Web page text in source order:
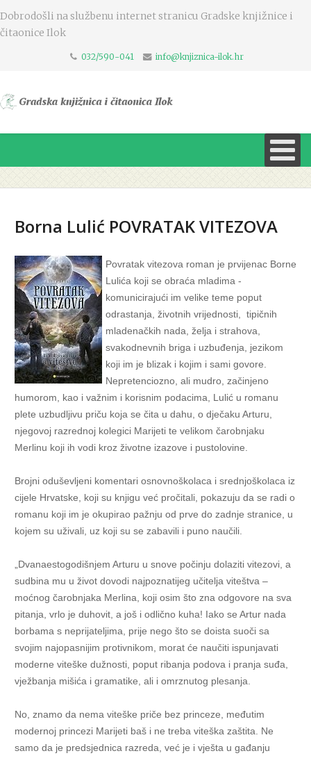
Dobrodošli na službenu internet stranicu Gradske knjižnice i
čitaonice Ilok
032/590-041 info@knjiznica-ilok.hr
Borna Lulić POVRATAK VITEZOVA
Povratak vitezova roman je prvijenac Borne
Lulića koji se obraća mladima -
komunicirajući im velike teme poput
odrastanja, životnih vrijednosti, tipičnih
mladenačkih nada, želja i strahova,
svakodnevnih briga i uzbuđenja, jezikom
koji im je blizak i kojim i sami govore.
Nepretenciozno, ali mudro, začinjeno
humorom, kao i važnim i korisnim podacima, Lulić u romanu
plete uzbudljivu priču koja se čita u dahu, o dječaku Arturu,
njegovoj razrednoj kolegici Marijeti te velikom čarobnjaku
Merlinu koji ih vodi kroz životne izazove i pustolovine.
Brojni oduševljeni komentari osnovnoškolaca i srednjoškolaca iz
cijele Hrvatske, koji su knjigu već pročitali, pokazuju da se radi o
romanu koji im je okupirao pažnju od prve do zadnje stranice, u
kojem su uživali, uz koji su se zabavili i puno naučili.
„Dvanaestogodišnjem Arturu u snove počinju dolaziti vitezovi, a
sudbina mu u život dovodi najpoznatijeg učitelja viteštva –
moćnog čarobnjaka Merlina, koji osim što zna odgovore na sva
pitanja, vrlo je duhovit, a još i odlično kuha! Iako se Artur nada
borbama s neprijateljima, prije nego što se doista suoči sa
svojim najopasnijim protivnikom, morat će naučiti ispunjavati
moderne viteške dužnosti, poput ribanja podova i pranja suđa,
vježbanja mišića i gramatike, ali i omrznutog plesanja.
No, znamo da nema viteške priče bez princeze, međutim
modernoj princezi Marijeti baš i ne treba viteška zaštita. Ne
samo da je predsjednica razreda, već je i vješta u gađanju